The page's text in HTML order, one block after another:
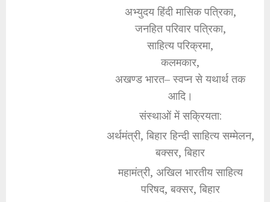
अभ्युदय हिंदी मासिक पत्रिका,
जनहित परिवार पत्रिका,
साहित्य परिक्रमा,
कलमकार,
अखण्ड भारत– स्वप्न से यथार्थ तक
आदि।
संस्थाओं में सक्रियता:
अर्थमंत्री, बिहार हिन्दी साहित्य सम्मेलन,
बक्सर, बिहार
महामंत्री, अखिल भारतीय साहित्य
परिषद, बक्सर, बिहार